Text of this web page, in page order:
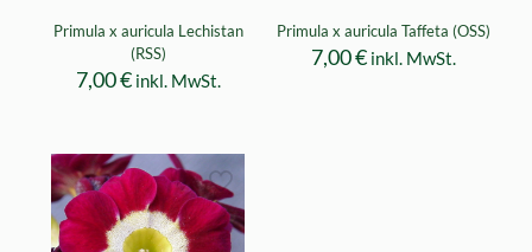
Primula x auricula Lechistan
(RSS)
7,00€ inkl. MwSt.
Primula x auricula Taffeta (OSS)
7,00€ inkl. MwSt.